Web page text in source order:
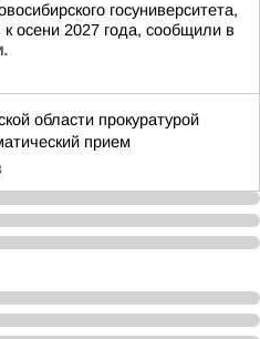
госуниверситета,
осени 2027 года, сообщили в
области прокуратурой
прием